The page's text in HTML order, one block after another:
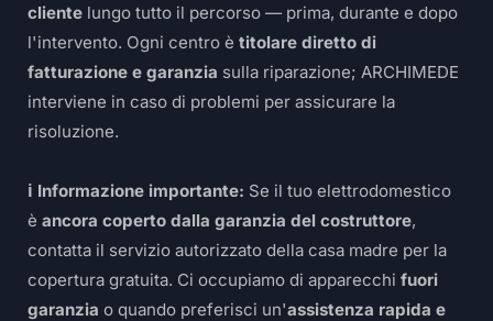
cliente lungo tutto il percorso — prima, durante e dopo
l'intervento. Ogni centro ètitolare diretto di
fatturazione e garanzia sulla riparazione; ARCHIMEDE
interviene in caso di problemi per assicurare la
risoluzione.
ℹ️ Informazione importante: Se il tuo elettrodomestico
èancora coperto dalla garanzia del costruttore,
contatta il servizio autorizzato della casa madre per la
copertura gratuita. Ci occupiamo di apparecchifuori
garanzia o quando preferisci un'assistenza rapida e